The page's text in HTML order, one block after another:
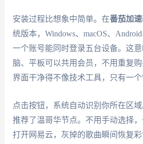
安装过程比想象中简单。在番茄加
统版本，Windows、macOS、
一个账号能同时登录五台设备。这
脑、平板可以共用会员，不用重复购
界面干净得不像技术工具，只有一个
点击按钮，系统自动识别你所在区
推荐了温哥华节点。不用手动选择
打开网易云，灰掉的歌曲瞬间恢复